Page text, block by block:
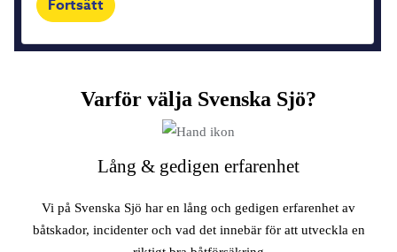
Varför välja Svenska Sjö?
Lång & gedigen erfarenhet
Vi på Svenska Sjö har en lång och gedigen erfarenhet av
båtskador, incidenter och vad det innebär för att utveckla en